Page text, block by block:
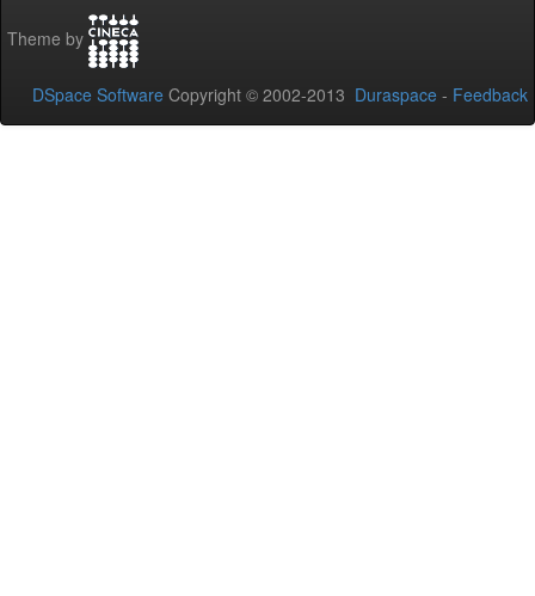
Theme by
DSpace Software Copyright © 2002-2013 Duraspace - Feedback